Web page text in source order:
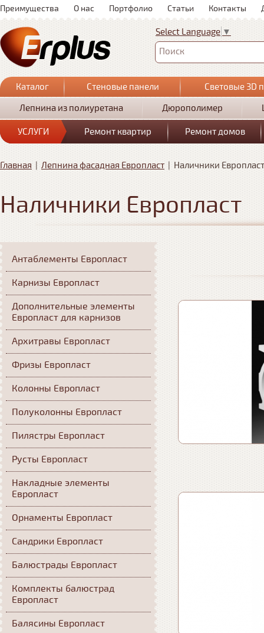
Преимущества О нас Портфолио Статьи Контакты
Select Language ▼
Поиск
Каталог Стеновые панели
Световые 3D
Лепнина из полиуретана
Дюрополимер
УСЛУГИ Ремонт квартир Ремонт домов
Главная | Лепнина фасадная Европласт | Наличники Европласт
Наличники Европласт
Антаблементы Европласт
Карнизы Европласт
Дополнительные элементы
Европласт для карнизов
Архитравы Европласт
Фризы Европласт
Колонны Европласт
Полуколонны Европласт
Пилястры Европласт
Русты Европласт
Накладные элементы
Европласт
Орнаменты Европласт
Сандрики Европласт
Балюстрады Европласт
Комплекты балюстрад
Европласт
Балясины Европласт